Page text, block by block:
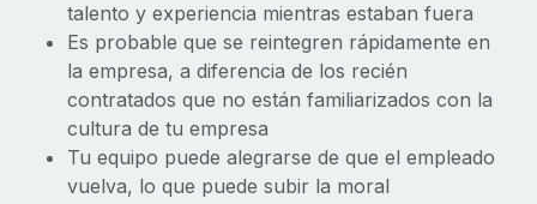
Conectar Nuevo
Conecta cualquier herramienta de IA con Remote
mediante nuestro MCP.
Integraciones
Optimiza los procesos con herramientas empresariales
ASOCIARSE
Socios tecnológicos estratégicos
Integra la gestión de los RR. HH. globales en tu
plataforma de forma flexible.
Asociarse
Descubre oportunidades de colaborar con nosotros.
Webinarios
Eventos
Sala de prensa
Información sobre salarios y talento
한국어
中文（简体）
talento y experiencia mientras estaban fuera
Es probable que se reintegren rápidamente en
la empresa, a diferencia de los recién
contratados que no están familiarizados con la
cultura de tu empresa
Tu equipo puede alegrarse de que el empleado
vuelva, lo que puede subir la moral